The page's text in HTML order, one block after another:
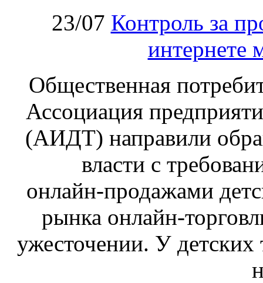
23/07 Контроль за
интернете
Общественная
Ассоциация
(АИДТ) направили
власти с
онлайн‑продажами
рынка онлайн-
ужесточении. У детских